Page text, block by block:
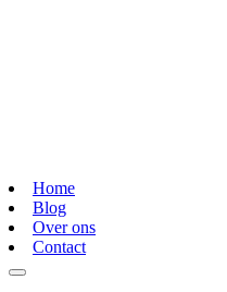
Home
Blog
Over ons
Contact